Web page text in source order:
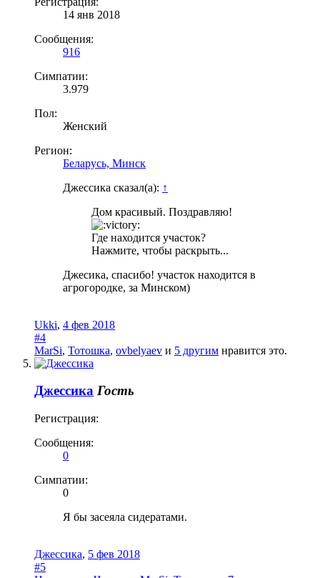
14 янв 2018
Сообщения:
916
Симпатии:
3.979
Пол:
Женский
Регион:
Беларусь, Минск
Джессика сказал(а): ↑
Дом красивый. Поздравляю!
Где находится участок?
Нажмите, чтобы раскрыть...
Джесика, спасибо! участок находится в
агрогородке, за Минском)
Ukki, 4 фев 2018
#4
MarSi, Тотошка, ovbelyaev и 5 другим нравится это.
Джессика Гость
Регистрация:
Сообщения:
0
Симпатии:
0
Я бы засеяла сидератами.
Джессика, 5 фев 2018
#5